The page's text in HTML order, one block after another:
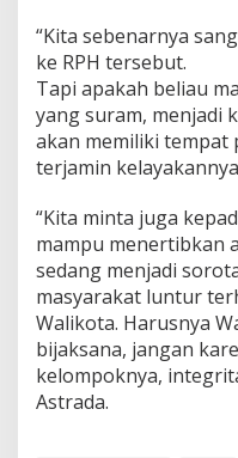
“Kita sebenarnya
ke RPH tersebut.
Tapi apakah beliau
yang suram, menjadi
akan memiliki tempat
terjamin
“Kita minta juga
mampu menertibkan
sedang menjadi
masyarakat luntur
Walikota. Harusnya
bijaksana, jangan
kelompoknya,
Astrada.